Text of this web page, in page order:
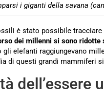
i giganti della savana
è stato possibile
dei millenni si sono ridotte
elefanti raggiungevano
di questi grandi mammiferi
dell’essere